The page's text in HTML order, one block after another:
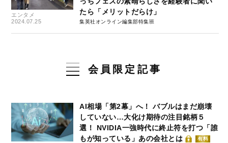
エンタメ
2024.07.25
たら「メリットだらけ」
集英社オンライン編集部特集班
会員限定記事
AI相場「第2幕」へ！ バブルはまだ崩壊
していない…大化け期待の注目銘柄５
選！ NVIDIA一強時代に終止符を打つ「誰
もが知っている」あの会社とは
有料